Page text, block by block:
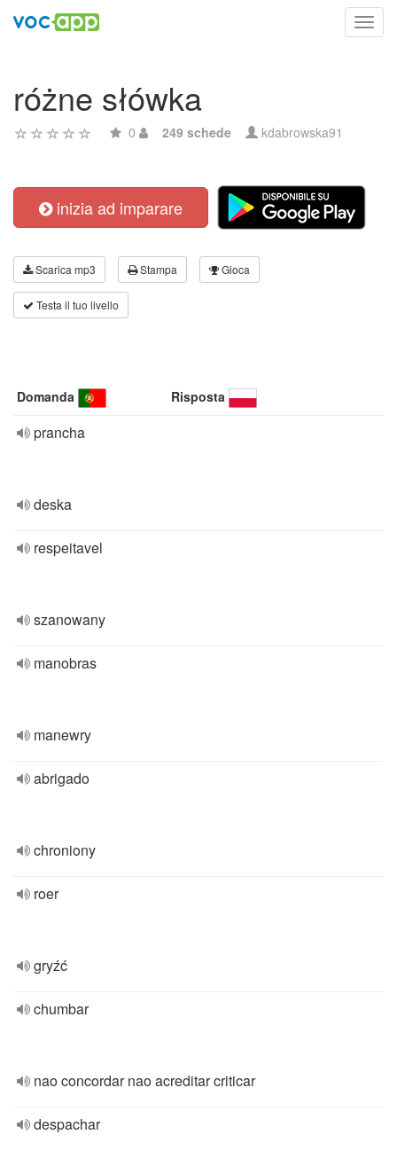
różne słówka
0 249 schede kdabrowska91
inizia ad imparare
Scarica mp3 Stampa Gioca
Testa il tuo livello
Domanda Risposta
prancha
deska
respeitavel
szanowany
manobras
manewry
abrigado
chroniony
roer
gryźć
chumbar
nao concordar nao acreditar criticar
despachar